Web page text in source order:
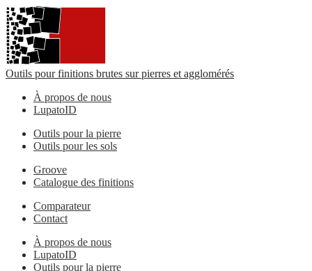
Outils pour finitions brutes sur pierres et agglomérés
À propos de nous
LupatoID
Outils pour la pierre
Outils pour les sols
Groove
Catalogue des finitions
Comparateur
Contact
À propos de nous
LupatoID
Outils pour la pierre